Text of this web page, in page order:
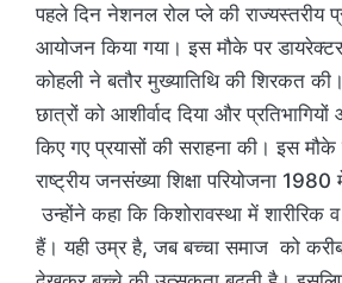
पहले दिन नेशनल रोल प्ले की राज्यस्तरीय
आयोजन किया गया। इस मौके पर
कोहली ने बतौर मुख्यातिथि की शिरकत
छात्रों को आशीर्वाद दिया और प्रतिभागियों
किए गए प्रयासों की सराहना की। इस मौके
राष्ट्रीय जनसंख्या शिक्षा परियोजना
उन्होंने कहा कि किशोरावस्था में शारीरिक
हैं। यही उम्र है, जब बच्चा समाज को